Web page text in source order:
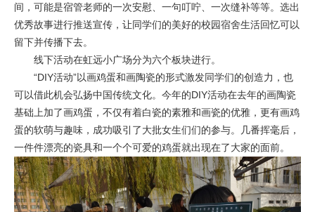
间，可能是宿管老师的一次安慰、一句叮咛、一次缝补等等。选出
优秀故事进行推送宣传，让同学们的美好的校园宿舍生活回忆可以
留下并传播下去。
线下活动在虹远小广场分为六个板块进行。
“DIY活动”以画鸡蛋和画陶瓷的形式激发同学们的创造力，也
可以借此机会弘扬中国传统文化。今年的DIY活动在去年的画陶瓷
基础上加了画鸡蛋，不仅有着白瓷的素雅和画瓷的优雅，更有画鸡
蛋的软萌与趣味，成功吸引了大批女生们们的参与。几番挥毫后，
一件件漂亮的瓷具和一个个可爱的鸡蛋就出现在了大家的面前。